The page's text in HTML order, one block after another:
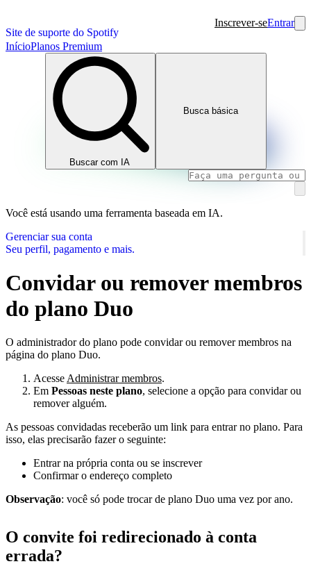
Site de suporte do Spotify
Inscrever-seEntrar
InícioPlanos Premium
Buscar com IA
Busca básica
Você está usando uma ferramenta baseada em IA.
Gerenciar sua conta
Seu perfil, pagamento e mais.
Convidar ou remover membros
do plano Duo
O administrador do plano pode convidar ou remover membros na
página do plano Duo.
Acesse Administrar membros.
Em Pessoas neste plano, selecione a opção para convidar ou
remover alguém.
As pessoas convidadas receberão um link para entrar no plano. Para
isso, elas precisarão fazer o seguinte:
Entrar na própria conta ou se inscrever
Confirmar o endereço completo
Observação: você só pode trocar de plano Duo uma vez por ano.
O convite foi redirecionado à conta
errada?